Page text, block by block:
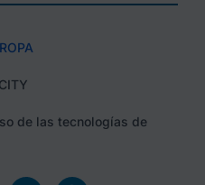
de las tecnologías de